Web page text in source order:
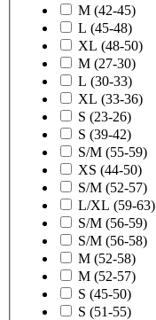
M (42-45)
L (45-48)
XL (48-50)
M (27-30)
L (30-33)
XL (33-36)
S (23-26)
S (39-42)
S/M (55-59)
XS (44-50)
S/M (52-57)
L/XL (59-63)
S/M (56-59)
S/M (56-58)
M (52-58)
M (52-57)
S (45-50)
S (51-55)